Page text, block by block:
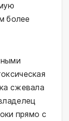
более
сжевала
прямо с